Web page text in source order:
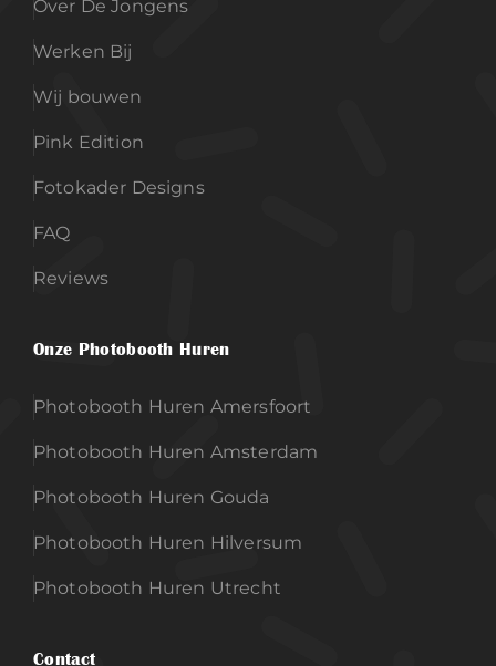
Over De Jongens
Werken Bij
Wij bouwen
Pink Edition
Fotokader Designs
FAQ
Reviews
Onze Photobooth Huren
Photobooth Huren Amersfoort
Photobooth Huren Amsterdam
Photobooth Huren Gouda
Photobooth Huren Hilversum
Photobooth Huren Utrecht
Contact